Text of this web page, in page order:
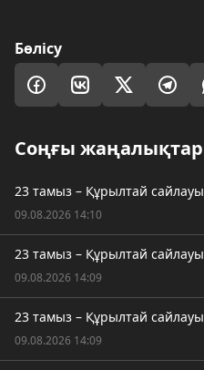
Бөлісу
Соңғы жаңалықтар
23 тамыз – Құрылтай сайлауы
09.08.2026 14:10
23 тамыз – Құрылтай сайлауы
09.08.2026 14:09
23 тамыз – Құрылтай сайлауы
09.08.2026 14:09